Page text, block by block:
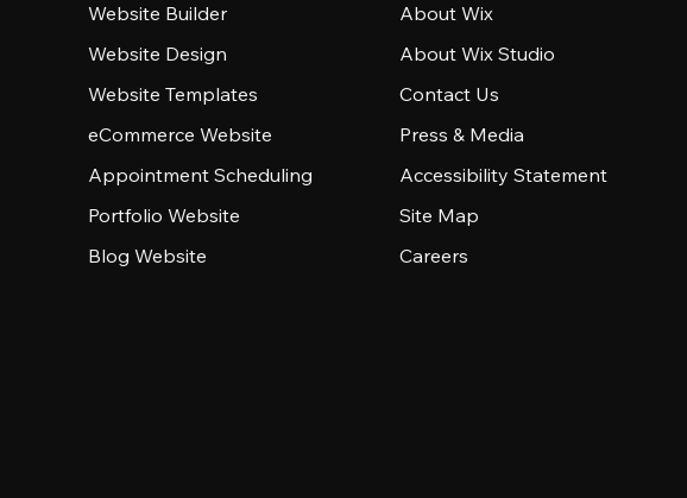
Website Builder
Website Design
Website Templates
eCommerce Website
Appointment Scheduling
Portfolio Website
Blog Website
About Wix
About Wix Studio
Contact Us
Press & Media
Accessibility Statement
Site Map
Careers